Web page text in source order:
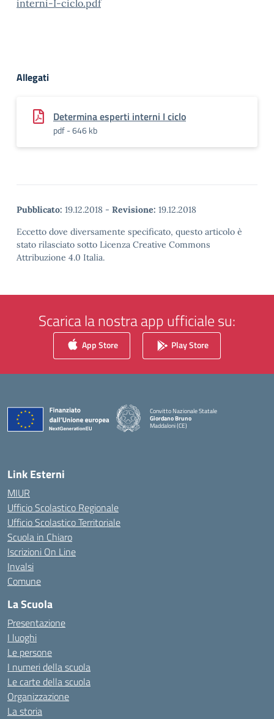
interni-I-ciclo.pdf
Allegati
Determina esperti interni I ciclo
pdf - 646 kb
Pubblicato: 19.12.2018 - Revisione: 19.12.2018
Eccetto dove diversamente specificato, questo articolo è
stato rilasciato sotto Licenza Creative Commons
Attribuzione 4.0 Italia.
Scarica la nostra app ufficiale su:
App Store Play Store
Convitto Nazionale Statale
Giordano Bruno
Maddaloni (CE)
Link Esterni
MIUR
Ufficio Scolastico Regionale
Ufficio Scolastico Territoriale
Scuola in Chiaro
Iscrizioni On Line
Invalsi
Comune
La Scuola
Presentazione
I luoghi
Le persone
I numeri della scuola
Le carte della scuola
Organizzazione
La storia